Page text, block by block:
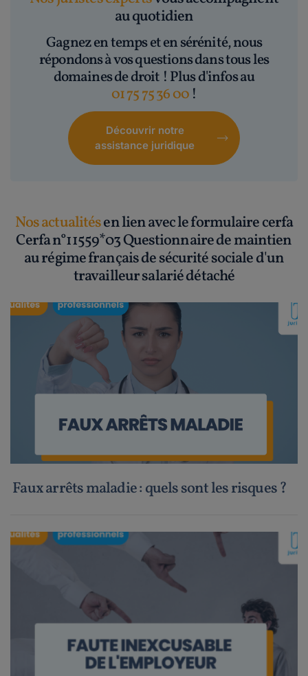
au quotidien
Gagnez en temps et en sérénité, nous
répondons à vos questions dans tous les
domaines de droit ! Plus d'infos au
01 75 75 36 00 !
Découvrir notre
assistance juridique
Nos actualitésen lien avec le formulaire cerfa
Cerfa n°11559*03 Questionnaire de maintien
au régime français de sécurité sociale d'un
travailleur salarié détaché
Faux arrêts maladie : quels sont les risques ?